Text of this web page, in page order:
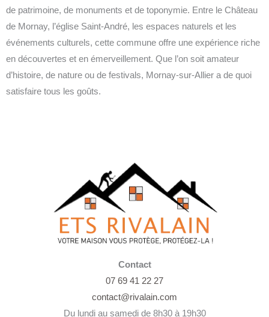
de patrimoine, de monuments et de toponymie. Entre le Château
de Mornay, l’église Saint-André, les espaces naturels et les
événements culturels, cette commune offre une expérience riche
en découvertes et en émerveillement. Que l’on soit amateur
d’histoire, de nature ou de festivals, Mornay-sur-Allier a de quoi
satisfaire tous les goûts.
Contact
07 69 41 22 27
contact@rivalain.com
Du lundi au samedi de 8h30 à 19h30